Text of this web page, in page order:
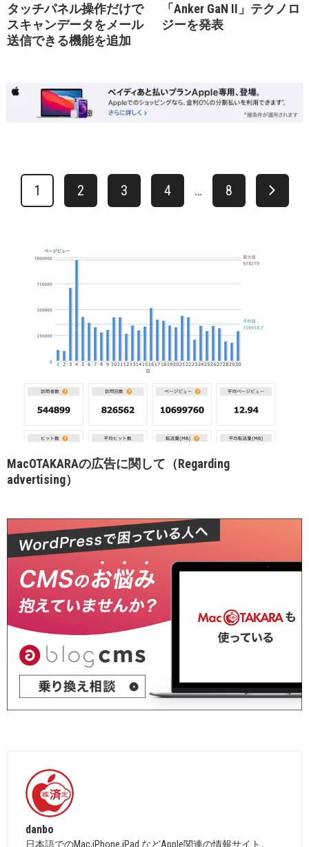
タッチパネル操作だけで
スキャンデータをメール
送信できる機能を追加
「Anker GaN II」テクノロ
ジーを発表
1 2 3 4 … 8
MacOTAKARAの広告に関して（Regarding
advertising）
danbo
日本語でのMac,iPhone,iPad などApple関連の情報サイト。